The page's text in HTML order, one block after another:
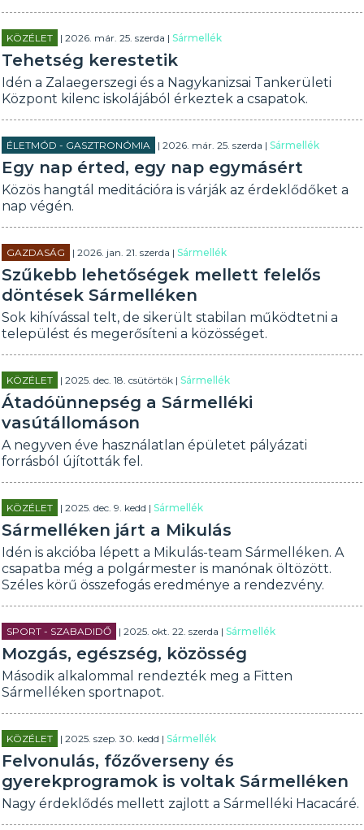
KÖZÉLET | 2026. már. 25. szerda |Sármellék
Tehetség kerestetik
Idén a Zalaegerszegi és a Nagykanizsai Tankerületi
Központ kilenc iskolájából érkeztek a csapatok.
ÉLETMÓD - GASZTRONÓMIA | 2026. már. 25. szerda |Sármellék
Egy nap érted, egy nap egymásért
Közös hangtál meditációra is várják az érdeklődőket a
nap végén.
GAZDASÁG | 2026. jan. 21. szerda |Sármellék
Szűkebb lehetőségek mellett felelős
döntések Sármelléken
Sok kihívással telt, de sikerült stabilan működtetni a
települést és megerősíteni a közösséget.
KÖZÉLET | 2025. dec. 18. csütörtök |Sármellék
Átadóünnepség a Sármelléki
vasútállomáson
A negyven éve használatlan épületet pályázati
forrásból újították fel.
KÖZÉLET | 2025. dec. 9. kedd |Sármellék
Sármelléken járt a Mikulás
Idén is akcióba lépett a Mikulás-team Sármelléken. A
csapatba még a polgármester is manónak öltözött.
Széles körű összefogás eredménye a rendezvény.
SPORT - SZABADIDŐ | 2025. okt. 22. szerda |Sármellék
Mozgás, egészség, közösség
Második alkalommal rendezték meg a Fitten
Sármelléken sportnapot.
KÖZÉLET | 2025. szep. 30. kedd |Sármellék
Felvonulás, főzőverseny és
gyerekprogramok is voltak Sármelléken
Nagy érdeklődés mellett zajlott a Sármelléki Hacacáré.